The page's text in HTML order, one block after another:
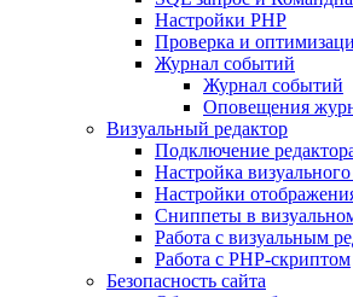
Настройки PHP
Проверка и
Журнал событий
Журнал событий
Оповещения
Визуальный редактор
Подключение
Настройка визуального
Настройки
Сниппеты в
Работа с визуальным
Работа с PHP-скриптом
Безопасность сайта